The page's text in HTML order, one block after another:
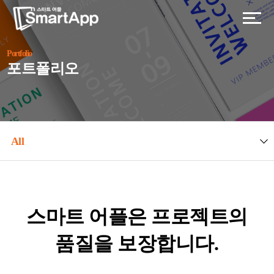
Portfolio
포트폴리오
All
스마트 어플은 프로젝트의
품질을 보장합니다.